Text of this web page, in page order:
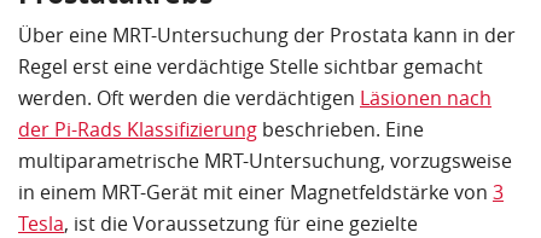
Über eine MRT-Untersuchung der Prostata kann in der
Regel erst eine verdächtige Stelle sichtbar gemacht
werden. Oft werden die verdächtigen Läsionen nach
der Pi-Rads Klassifizierung beschrieben. Eine
multiparametrische MRT-Untersuchung, vorzugsweise
in einem MRT-Gerät mit einer Magnetfeldstärke von 3
Tesla, ist die Voraussetzung für eine gezielte